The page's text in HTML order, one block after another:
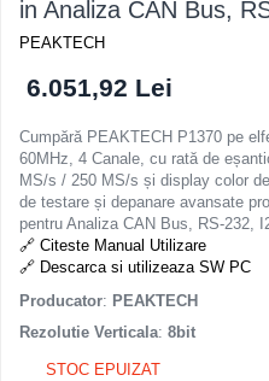
in Analiza CAN Bus,
PEAKTECH
6.051,92 Lei
Cumpără PEAKTECH P1370 pe
60MHz, 4 Canale, cu rată de
MS/s / 250 MS/s și display color
de testare și depanare avansate
pentru Analiza CAN Bus, RS-232,
🔗 Citeste Manual Utilizare
🔗 Descarca si utilizeaza SW PC
Producator: PEAKTECH
Rezolutie Verticala: 8bit
STOC EPUIZAT